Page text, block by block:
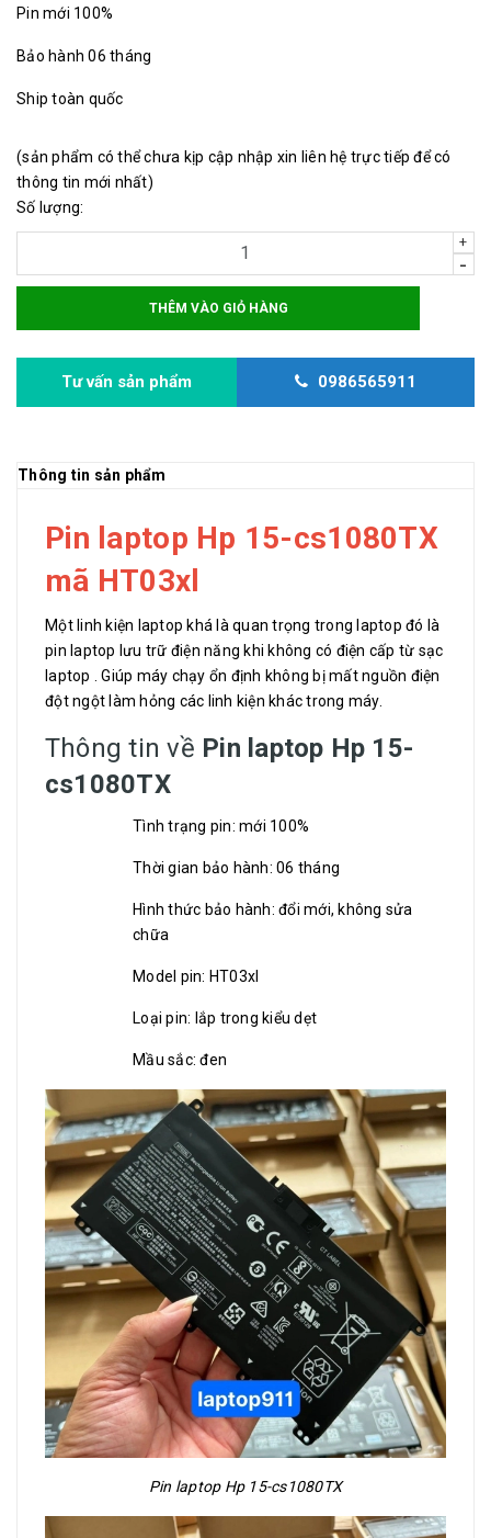
Pin mới 100%
Bảo hành 06 tháng
Ship toàn quốc
(sản phẩm có thể chưa kịp cập nhập xin liên hệ trực tiếp để có
thông tin mới nhất)
Số lượng:
+
-
THÊM VÀO GIỎ HÀNG
Tư vấn sản phẩm 0986565911
Thông tin sản phẩm
Pin laptop Hp 15-cs1080TX
mã HT03xl
Một linh kiện laptop khá là quan trọng trong laptop đó là
pin laptop lưu trữ điện năng khi không có điện cấp từ sạc
laptop . Giúp máy chạy ổn định không bị mất nguồn điện
đột ngột làm hỏng các linh kiện khác trong máy.
Thông tin về Pin laptop Hp 15-
cs1080TX
Tình trạng pin: mới 100%
Thời gian bảo hành: 06 tháng
Hình thức bảo hành: đổi mới, không sửa
chữa
Model pin: HT03xl
Loại pin: lắp trong kiểu dẹt
Mầu sắc: đen
Pin laptop Hp 15-cs1080TX